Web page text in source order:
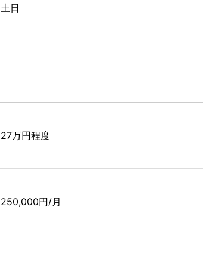
土日
27万円程度
250,000円/月